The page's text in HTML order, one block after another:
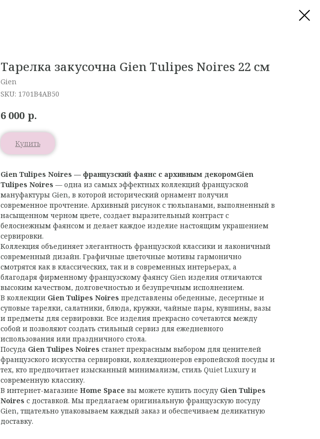
Тарелка закусочна Gien Tulipes Noires 22 см
Gien
SKU: 1701B4AB50
6 000 р.
Купить
Gien Tulipes Noires — французский фаянс с архивным декоромGien
Tulipes Noires — одна из самых эффектных коллекций французской
мануфактуры Gien, в которой исторический орнамент получил
современное прочтение. Архивный рисунок с тюльпанами, выполненный в
насыщенном черном цвете, создает выразительный контраст с
белоснежным фаянсом и делает каждое изделие настоящим украшением
сервировки.
Коллекция объединяет элегантность французской классики и лаконичный
современный дизайн. Графичные цветочные мотивы гармонично
смотрятся как в классических, так и в современных интерьерах, а
благодаря фирменному французскому фаянсу Gien изделия отличаются
высоким качеством, долговечностью и безупречным исполнением.
В коллекции Gien Tulipes Noires представлены обеденные, десертные и
суповые тарелки, салатники, блюда, кружки, чайные пары, кувшины, вазы
и предметы для сервировки. Все изделия прекрасно сочетаются между
собой и позволяют создать стильный сервиз для ежедневного
использования или праздничного стола.
Посуда Gien Tulipes Noires станет прекрасным выбором для ценителей
французского искусства сервировки, коллекционеров европейской посуды и
тех, кто предпочитает изысканный минимализм, стиль Quiet Luxury и
современную классику.
В интернет-магазине Home Space вы можете купить посуду Gien Tulipes
Noires с доставкой. Мы предлагаем оригинальную французскую посуду
Gien, тщательно упаковываем каждый заказ и обеспечиваем деликатную
доставку.